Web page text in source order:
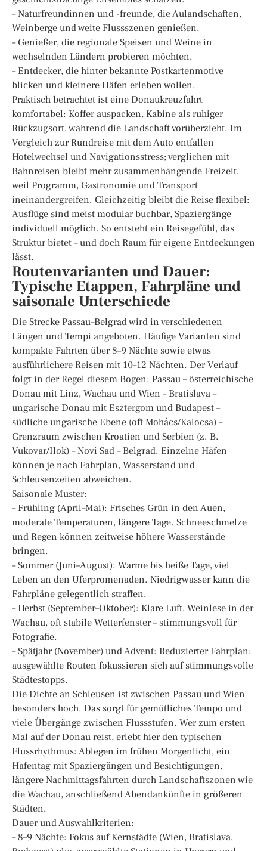
– Naturfreundinnen und -freunde, die Aulandschaften,
Weinberge und weite Flussszenen genießen.
– Genießer, die regionale Speisen und Weine in
wechselnden Ländern probieren möchten.
– Entdecker, die hinter bekannte Postkartenmotive
blicken und kleinere Häfen erleben wollen.
Praktisch betrachtet ist eine Donaukreuzfahrt
komfortabel: Koffer auspacken, Kabine als ruhiger
Rückzugsort, während die Landschaft vorüberzieht. Im
Vergleich zur Rundreise mit dem Auto entfallen
Hotelwechsel und Navigationsstress; verglichen mit
Bahnreisen bleibt mehr zusammenhängende Freizeit,
weil Programm, Gastronomie und Transport
ineinandergreifen. Gleichzeitig bleibt die Reise flexibel:
Ausflüge sind meist modular buchbar, Spaziergänge
individuell möglich. So entsteht ein Reisegefühl, das
Struktur bietet – und doch Raum für eigene Entdeckungen
lässt.
Routenvarianten und Dauer:
Typische Etappen, Fahrpläne und
saisonale Unterschiede
Die Strecke Passau–Belgrad wird in verschiedenen
Längen und Tempi angeboten. Häufige Varianten sind
kompakte Fahrten über 8–9 Nächte sowie etwas
ausführlichere Reisen mit 10–12 Nächten. Der Verlauf
folgt in der Regel diesem Bogen: Passau – österreichische
Donau mit Linz, Wachau und Wien – Bratislava –
ungarische Donau mit Esztergom und Budapest –
südliche ungarische Ebene (oft Mohács/Kalocsa) –
Grenzraum zwischen Kroatien und Serbien (z. B.
Vukovar/Ilok) – Novi Sad – Belgrad. Einzelne Häfen
können je nach Fahrplan, Wasserstand und
Schleusenzeiten abweichen.
Saisonale Muster:
– Frühling (April–Mai): Frisches Grün in den Auen,
moderate Temperaturen, längere Tage. Schneeschmelze
und Regen können zeitweise höhere Wasserstände
bringen.
– Sommer (Juni–August): Warme bis heiße Tage, viel
Leben an den Uferpromenaden. Niedrigwasser kann die
Fahrpläne gelegentlich straffen.
– Herbst (September–Oktober): Klare Luft, Weinlese in der
Wachau, oft stabile Wetterfenster – stimmungsvoll für
Fotografie.
– Spätjahr (November) und Advent: Reduzierter Fahrplan;
ausgewählte Routen fokussieren sich auf stimmungsvolle
Städtestopps.
Die Dichte an Schleusen ist zwischen Passau und Wien
besonders hoch. Das sorgt für gemütliches Tempo und
viele Übergänge zwischen Flussstufen. Wer zum ersten
Mal auf der Donau reist, erlebt hier den typischen
Flussrhythmus: Ablegen im frühen Morgenlicht, ein
Hafentag mit Spaziergängen und Besichtigungen,
längere Nachmittagsfahrten durch Landschaftszonen wie
die Wachau, anschließend Abendankünfte in größeren
Städten.
Dauer und Auswahlkriterien:
– 8–9 Nächte: Fokus auf Kernstädte (Wien, Bratislava,